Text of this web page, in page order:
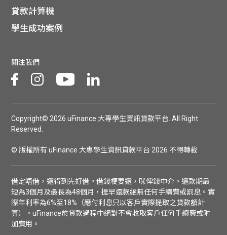
貸款計算機
學生成功案例
關注我們
Copyright© 2026 uFinance 大專學生資訊貸款平台. All Right
Reserved.
© 版權所有 uFinance 大專學生資訊貸款平台 2026 不得轉載
借定唔借，還得到先好借。借錢梗要還，咪俾錢中介。還款期最
短為3個月及最長為48個月，提早還款絕無任何手續費或罰息。實
際年利率為6%至18%（應付利息只以客戶實際提取之貸款額計
算）。uFinance於貸款過程中絕對不會收取客戶任何手續費或附
加費用。